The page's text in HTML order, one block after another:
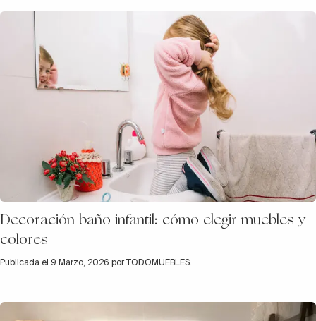
Decoración baño infantil: cómo elegir muebles y
colores
Publicada el 9 Marzo, 2026 por TODOMUEBLES.